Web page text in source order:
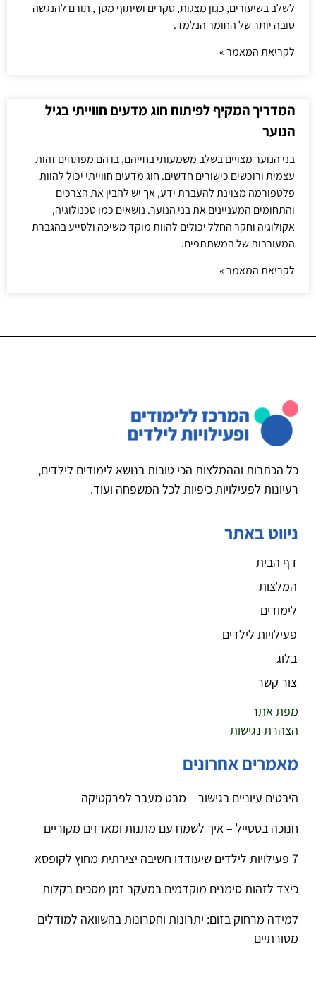
לשלב בשיעורים, כגון מצגות, סקרים ושיתוף מסך, תורם להנגשה
טובה יותר של החומר הנלמד.
לקריאת המאמר »
המדריך המקיף לפיתוח חוג מדעים חווייתי בגיל
הנוער
בני הנוער מצויים בשלב משמעותי בחייהם, בו הם מפתחים זהות
עצמית ורוכשים כישורים חדשים. חוג מדעים חווייתי יכול להוות
פלטפורמה מצוינת להעברת ידע, אך יש להבין את הצרכים
והתחומים המעניינים את בני הנוער. נושאים כמו טכנולוגיה,
אקולוגיה וחקר החלל יכולים להוות מוקד משיכה ולסייע בהגברת
המעורבות של המשתתפים.
לקריאת המאמר »
כל הכתבות וההמלצות הכי טובות בנושא לימודים לילדים,
רעיונות לפעילויות כיפיות לכל המשפחה ועוד.
ניווט באתר
דף הבית
המלצות
לימודים
פעילויות לילדים
בלוג
צור קשר
מפת אתר
הצהרת נגישות
מאמרים אחרונים
היבטים עיוניים בגישור – מבט מעבר לפרקטיקה
חנוכה בסטייל – איך לשמח עם מתנות ומארזים מקוריים
7 פעילויות לילדים שיעודדו חשיבה יצירתית מחוץ לקופסא
כיצד לזהות סימנים מוקדמים במעקב זמן מסכים בקלות
למידה מרחוק בזום: יתרונות וחסרונות בהשוואה למודלים
מסורתיים